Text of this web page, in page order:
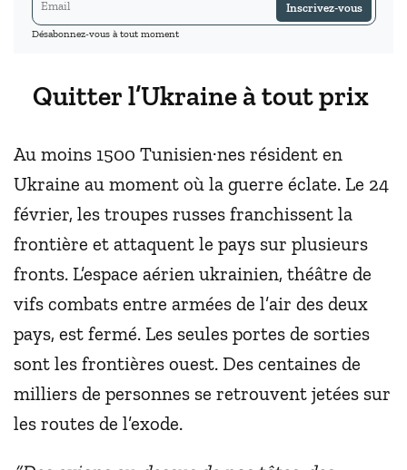
Inscrivez-vous
Désabonnez-vous à tout moment
Quitter l’Ukraine à tout prix
Au moins 1500 Tunisien·nes résident en
Ukraine au moment où la guerre éclate. Le 24
février, les troupes russes franchissent la
frontière et attaquent le pays sur plusieurs
fronts. L’espace aérien ukrainien, théâtre de
vifs combats entre armées de l’air des deux
pays, est fermé. Les seules portes de sorties
sont les frontières ouest. Des centaines de
milliers de personnes se retrouvent jetées sur
les routes de l’exode.